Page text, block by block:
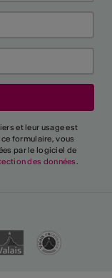
et leur usage est
formulaire, vous
par le logiciel de
des données.